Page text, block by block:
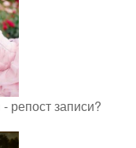
репост записи?